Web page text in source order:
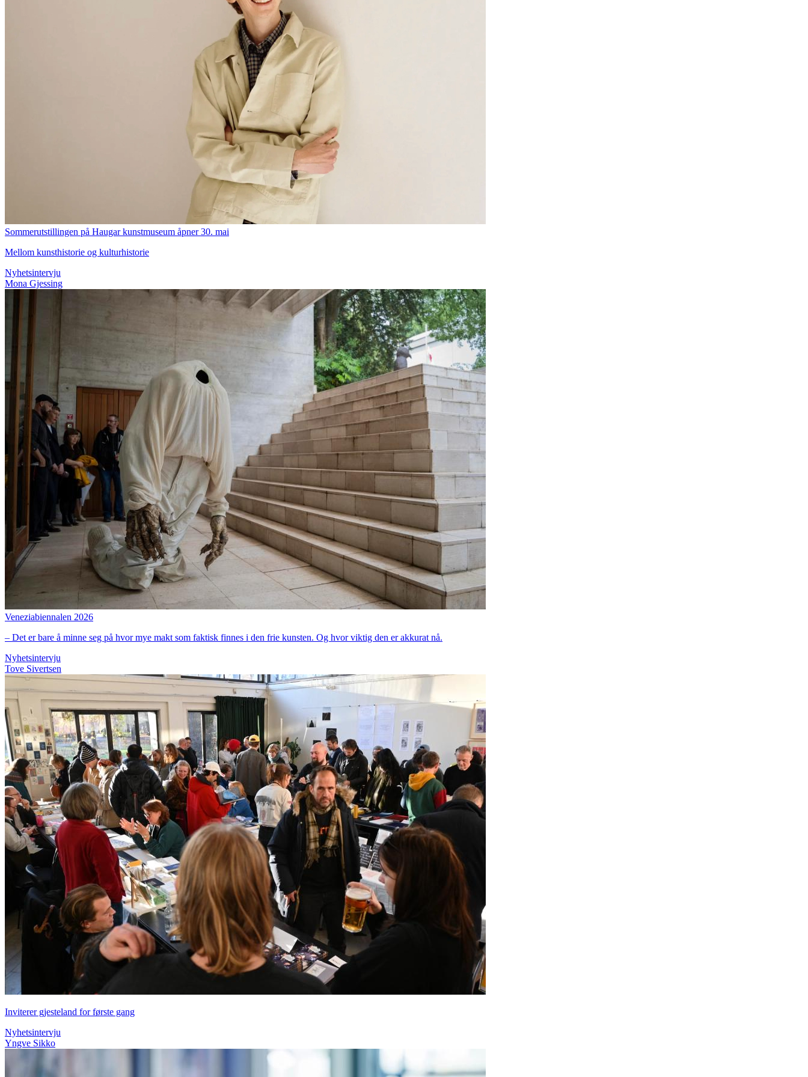
Sommerutstillingen på Haugar kunstmuseum åpner 30. mai
Mellom kunsthistorie og kulturhistorie
Nyhetsintervju
Mona Gjessing
Veneziabiennalen 2026
– Det er bare å minne seg på hvor mye makt som faktisk finnes i den frie kunsten. Og hvor viktig den er akkurat nå.
Nyhetsintervju
Tove Sivertsen
Inviterer gjesteland for første gang
Nyhetsintervju
Yngve Sikko